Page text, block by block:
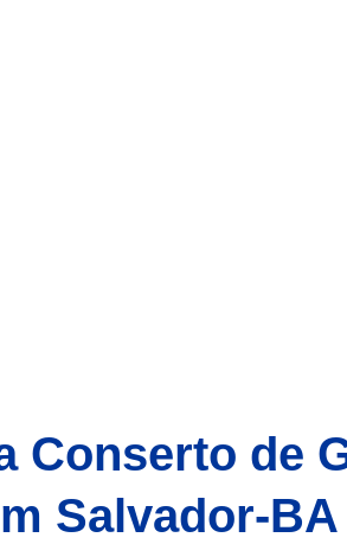
Conserto de
Salvador-BA